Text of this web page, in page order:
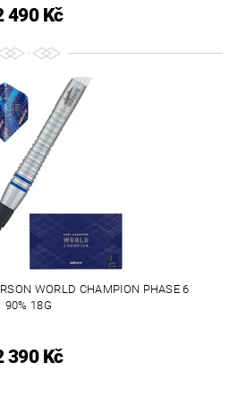
490 Kč
WORLD CHAMPION PHASE 6
90% 18G
390 Kč